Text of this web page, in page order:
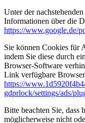
Unter der
Informationen über die
https://www.google.de/
Sie können Cookies für
indem Sie diese durch
Browser-Software
Link verfügbare
https://
gdprlock/settings/ads/
Bitte beachten Sie, dass
möglicherweise nicht